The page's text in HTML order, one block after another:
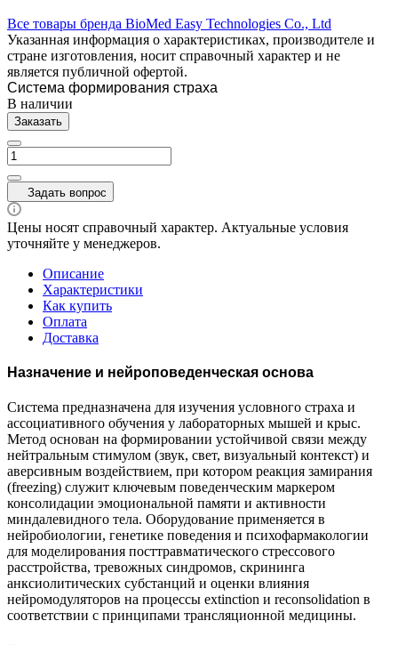
Все товары бренда BioMed Easy Technologies Co., Ltd
Указанная информация о характеристиках, производителе и
стране изготовления, носит справочный характер и не
является публичной офертой.
Система формирования страха
В наличии
Заказать
Задать вопрос
Цены носят справочный характер. Актуальные условия
уточняйте у менеджеров.
Описание
Характеристики
Как купить
Оплата
Доставка
Назначение и нейроповеденческая основа
Система предназначена для изучения условного страха и
ассоциативного обучения у лабораторных мышей и крыс.
Метод основан на формировании устойчивой связи между
нейтральным стимулом (звук, свет, визуальный контекст) и
аверсивным воздействием, при котором реакция замирания
(freezing) служит ключевым поведенческим маркером
консолидации эмоциональной памяти и активности
миндалевидного тела. Оборудование применяется в
нейробиологии, генетике поведения и психофармакологии
для моделирования посттравматического стрессового
расстройства, тревожных синдромов, скрининга
анксиолитических субстанций и оценки влияния
нейромодуляторов на процессы extinction и reconsolidation в
соответствии с принципами трансляционной медицины.